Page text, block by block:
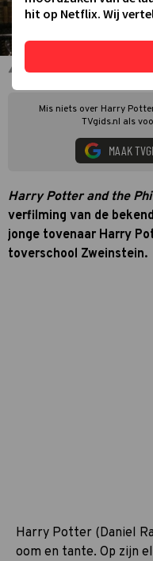
Daniel Radcliffe en
Mis niets over Harry
TVgids.nl als
MAAK
Harry Potter and the
verfilming van de
jonge tovenaar Harry
toverschool Zweinstein.
Harry Potter (Daniel
oom en tante. Op zijn
hit op Netflix. Wij